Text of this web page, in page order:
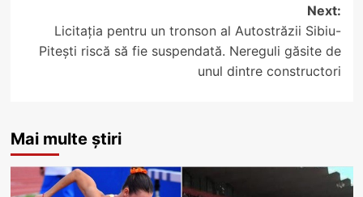
Next:
Licitația pentru un tronson al Autostrăzii Sibiu-
Pitești riscă să fie suspendată. Nereguli găsite de
unul dintre constructori
Mai multe știri